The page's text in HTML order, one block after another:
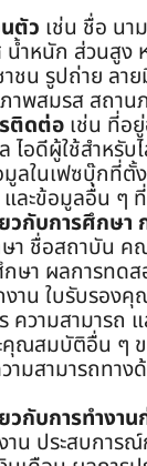
ตัว เช่น ชื่อ น
น้ำหนัก ส่วนสูง
าชน รูปถ่าย ล
าพสมรส สถาน
ติดต่อเช่น ที่อยู่
ไอดีผู้ใช้สำหรั
ลในเฟซบุ๊กที่ตั้
ละข้อมูลอื่น ๆ
วกับการศึกษา
า ชื่อสถาบัน ค
ษา ผลการทดส
าน ใบรับรอง
ความสามารถ
คุณสมบัติอื่น ๆ
ามสามารถทาง
วกับการทำงาน
าน ประสบการ